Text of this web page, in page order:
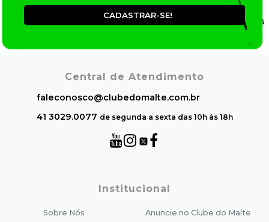
CADASTRAR-SE!
Central de Atendimento
faleconosco@clubedomalte.com.br
41 3029.0077 de segunda a sexta das 10h às 18h
Institucional
Sobre Nós
Anuncie no Clube do Malte